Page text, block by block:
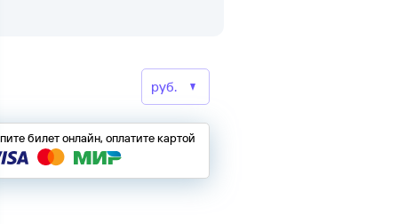
билет онлайн, оплатите картой